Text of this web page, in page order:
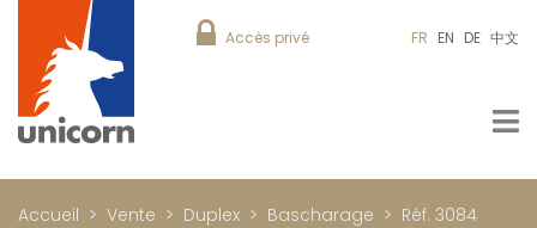
Accès privé FR EN DE 中文
Accueil Vente Duplex Bascharage Réf. 3084